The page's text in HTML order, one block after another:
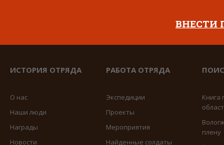
ВНЕСТИ
ИСТОРИЯ ОТРЯДА
О нас
Наши люди
Награды
Новости
РАБОТА ОТРЯДА
Экспедиции
Проекты
Мероприятия
Найденные солдаты
Книга
плену